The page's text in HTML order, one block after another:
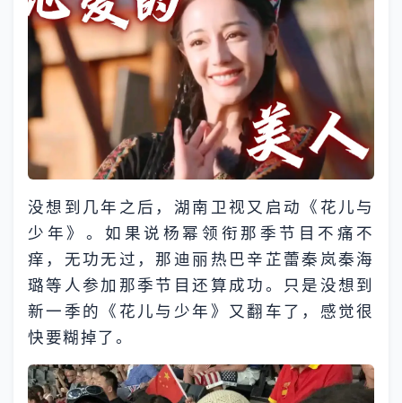
没想到几年之后，湖南卫视又启动《花儿与
少年》。如果说杨幂领衔那季节目不痛不
痒，无功无过，那迪丽热巴辛芷蕾秦岚秦海
璐等人参加那季节目还算成功。只是没想到
新一季的《花儿与少年》又翻车了，感觉很
快要糊掉了。